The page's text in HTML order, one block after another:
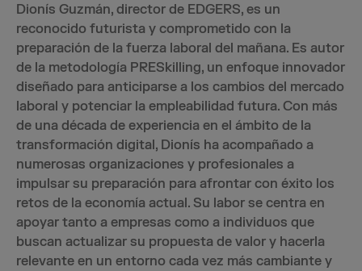
Dionís Guzmán, director de EDGERS, es un
reconocido futurista y comprometido con la
preparación de la fuerza laboral del mañana. Es autor
de la metodología PRESkilling, un enfoque innovador
diseñado para anticiparse a los cambios del mercado
laboral y potenciar la empleabilidad futura. Con más
de una década de experiencia en el ámbito de la
transformación digital, Dionís ha acompañado a
numerosas organizaciones y profesionales a
impulsar su preparación para afrontar con éxito los
retos de la economía actual. Su labor se centra en
apoyar tanto a empresas como a individuos que
buscan actualizar su propuesta de valor y hacerla
relevante en un entorno cada vez más cambiante y